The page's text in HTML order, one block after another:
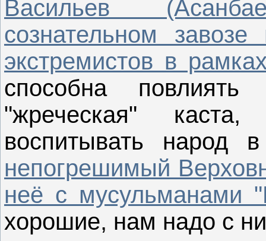
Васильев
сознательном
экстремистов в
способна
"жреческая"
воспитывать народ
непогрешимый
неё с мусульманами
хорошие, нам надо с